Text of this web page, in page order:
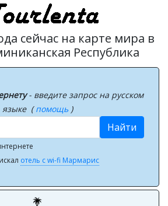
сейчас на карте мира в
Республика
- введите запрос на русском
языке (помощь )
Найти
отель с wi-fi Мармарис